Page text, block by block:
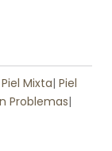
Piel Mixta| Piel
Problemas|